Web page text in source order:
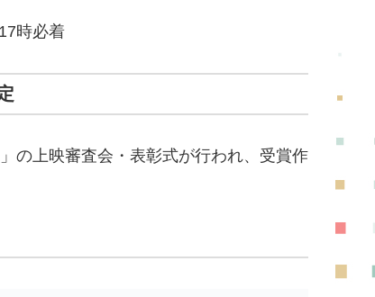
時必着
の上映審査会・表彰式が行われ、受賞作